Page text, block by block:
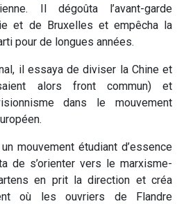
Il dégoûta l’avant-garde
et de Bruxelles et empêcha la
pour de longues années.
il essaya de diviser la Chine et
alors front commun) et
dans le mouvement
mouvement étudiant d’essence
de s’orienter vers le marxisme-
en prit la direction et créa
où les ouvriers de Flandre